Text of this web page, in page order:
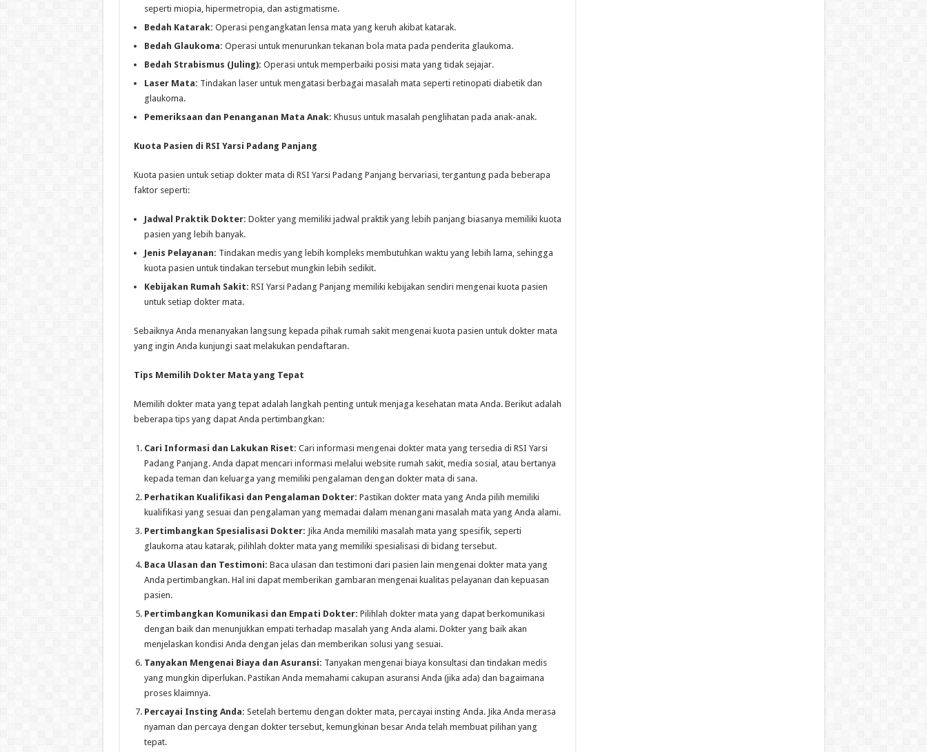
seperti miopia, hipermetropia, dan astigmatisme.
Bedah Katarak: Operasi pengangkatan lensa mata yang keruh akibat katarak.
Bedah Glaukoma: Operasi untuk menurunkan tekanan bola mata pada penderita glaukoma.
Bedah Strabismus (Juling): Operasi untuk memperbaiki posisi mata yang tidak sejajar.
Laser Mata: Tindakan laser untuk mengatasi berbagai masalah mata seperti retinopati diabetik dan
glaukoma.
Pemeriksaan dan Penanganan Mata Anak: Khusus untuk masalah penglihatan pada anak-anak.
Kuota Pasien di RSI Yarsi Padang Panjang
Kuota pasien untuk setiap dokter mata di RSI Yarsi Padang Panjang bervariasi, tergantung pada beberapa
faktor seperti:
Jadwal Praktik Dokter: Dokter yang memiliki jadwal praktik yang lebih panjang biasanya memiliki kuota
pasien yang lebih banyak.
Jenis Pelayanan: Tindakan medis yang lebih kompleks membutuhkan waktu yang lebih lama, sehingga
kuota pasien untuk tindakan tersebut mungkin lebih sedikit.
Kebijakan Rumah Sakit: RSI Yarsi Padang Panjang memiliki kebijakan sendiri mengenai kuota pasien
untuk setiap dokter mata.
Sebaiknya Anda menanyakan langsung kepada pihak rumah sakit mengenai kuota pasien untuk dokter mata
yang ingin Anda kunjungi saat melakukan pendaftaran.
Tips Memilih Dokter Mata yang Tepat
Memilih dokter mata yang tepat adalah langkah penting untuk menjaga kesehatan mata Anda. Berikut adalah
beberapa tips yang dapat Anda pertimbangkan:
Cari Informasi dan Lakukan Riset: Cari informasi mengenai dokter mata yang tersedia di RSI Yarsi
Padang Panjang. Anda dapat mencari informasi melalui website rumah sakit, media sosial, atau bertanya
kepada teman dan keluarga yang memiliki pengalaman dengan dokter mata di sana.
Perhatikan Kualifikasi dan Pengalaman Dokter: Pastikan dokter mata yang Anda pilih memiliki
kualifikasi yang sesuai dan pengalaman yang memadai dalam menangani masalah mata yang Anda alami.
Pertimbangkan Spesialisasi Dokter: Jika Anda memiliki masalah mata yang spesifik, seperti
glaukoma atau katarak, pilihlah dokter mata yang memiliki spesialisasi di bidang tersebut.
Baca Ulasan dan Testimoni: Baca ulasan dan testimoni dari pasien lain mengenai dokter mata yang
Anda pertimbangkan. Hal ini dapat memberikan gambaran mengenai kualitas pelayanan dan kepuasan
pasien.
Pertimbangkan Komunikasi dan Empati Dokter: Pilihlah dokter mata yang dapat berkomunikasi
dengan baik dan menunjukkan empati terhadap masalah yang Anda alami. Dokter yang baik akan
menjelaskan kondisi Anda dengan jelas dan memberikan solusi yang sesuai.
Tanyakan Mengenai Biaya dan Asuransi: Tanyakan mengenai biaya konsultasi dan tindakan medis
yang mungkin diperlukan. Pastikan Anda memahami cakupan asuransi Anda (jika ada) dan bagaimana
proses klaimnya.
Percayai Insting Anda: Setelah bertemu dengan dokter mata, percayai insting Anda. Jika Anda merasa
nyaman dan percaya dengan dokter tersebut, kemungkinan besar Anda telah membuat pilihan yang
tepat.